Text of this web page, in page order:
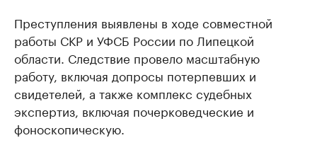
Преступления выявлены в ходе совместной
работы СКР и УФСБ России по Липецкой
области. Следствие провело масштабную
работу, включая допросы потерпевших и
свидетелей, а также комплекс судебных
экспертиз, включая почерковедческие и
фоноскопическую.